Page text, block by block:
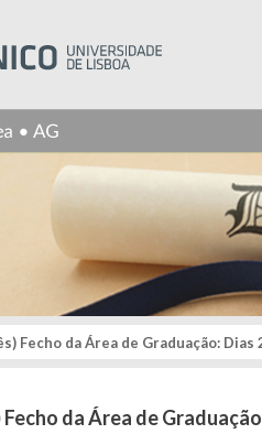
Fecho da Área de Graduação: Dias
da Área de